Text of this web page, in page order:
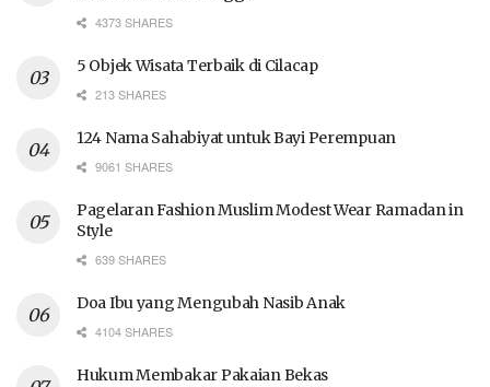
4373 SHARES
5 Objek Wisata Terbaik di Cilacap
213 SHARES
124 Nama Sahabiyat untuk Bayi Perempuan
9061 SHARES
Pagelaran Fashion Muslim Modest Wear Ramadan in
Style
639 SHARES
Doa Ibu yang Mengubah Nasib Anak
4104 SHARES
Hukum Membakar Pakaian Bekas